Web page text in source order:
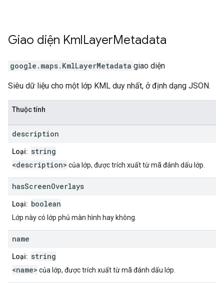
Giao diện KmlLayerMetadata
google.maps. KmlLayerMetadata giao diện
Siêu dữ liệu cho một lớp KML duy nhất, ở định dạng JSON.
Thuộc tính
description
Loại: string
<description> của lớp, được trích xuất từ mã đánh dấu lớp.
hasScreenOverlays
Loại: boolean
Lớp này có lớp phủ màn hình hay không.
name
Loại: string
<name> của lớp, được trích xuất từ mã đánh dấu lớp.